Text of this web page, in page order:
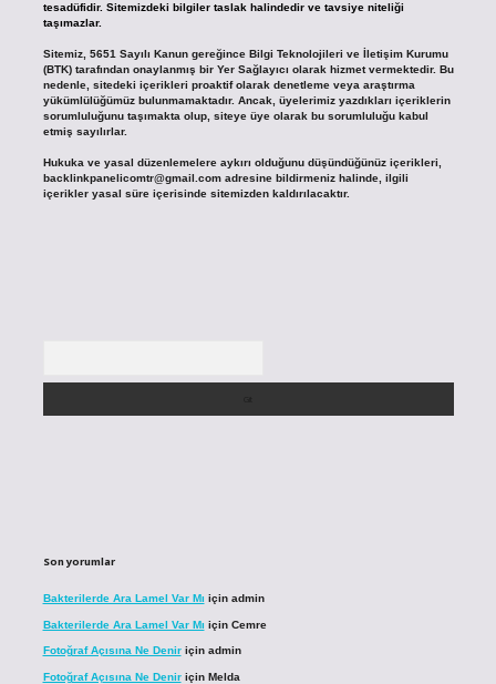
tesadüfidir. Sitemizdeki bilgiler taslak halindedir ve tavsiye niteliği
taşımazlar.
Sitemiz, 5651 Sayılı Kanun gereğince Bilgi Teknolojileri ve İletişim Kurumu
(BTK) tarafından onaylanmış bir Yer Sağlayıcı olarak hizmet vermektedir. Bu
nedenle, sitedeki içerikleri proaktif olarak denetleme veya araştırma
yükümlülüğümüz bulunmamaktadır. Ancak, üyelerimiz yazdıkları içeriklerin
sorumluluğunu taşımakta olup, siteye üye olarak bu sorumluluğu kabul
etmiş sayılırlar.
Hukuka ve yasal düzenlemelere aykırı olduğunu düşündüğünüz içerikleri,
backlinkpanelicomtr@gmail.comadresine bildirmeniz halinde, ilgili
içerikler yasal süre içerisinde sitemizden kaldırılacaktır.
Son yorumlar
Bakterilerde Ara Lamel Var Mı için admin
Bakterilerde Ara Lamel Var Mı için Cemre
Fotoğraf Açısına Ne Deniriçin admin
Fotoğraf Açısına Ne Deniriçin Melda